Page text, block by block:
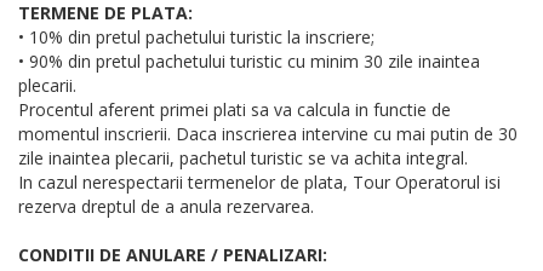
TERMENE DE PLATA:
• 10% din pretul pachetului turistic la inscriere;
• 90% din pretul pachetului turistic cu minim 30 zile inaintea
plecarii.
Procentul aferent primei plati sa va calcula in functie de
momentul inscrierii. Daca inscrierea intervine cu mai putin de 30
zile inaintea plecarii, pachetul turistic se va achita integral.
In cazul nerespectarii termenelor de plata, Tour Operatorul isi
rezerva dreptul de a anula rezervarea.
CONDITII DE ANULARE / PENALIZARI: